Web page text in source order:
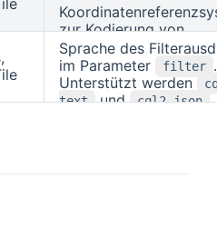
zur Kodierung von
Koordinaten im
Filterausdruck
wird (Parameter
Standardwert ist
Sprache des
im Parameter
filter .
Unterstützt werden
text und cql2-json ,